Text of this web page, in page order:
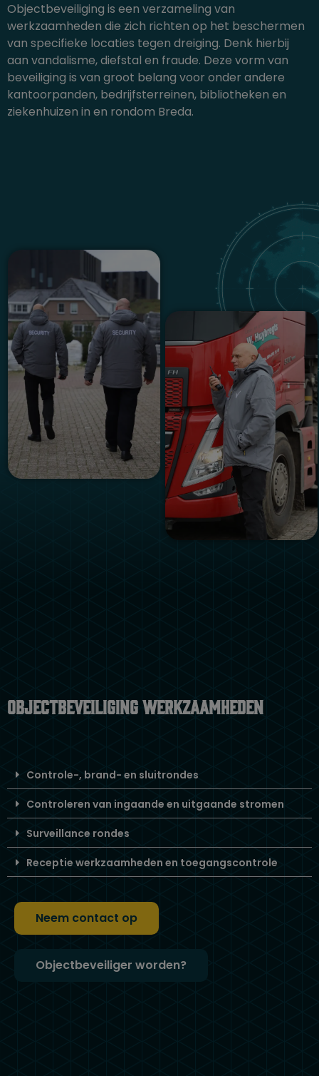
Objectbeveiliging is een verzameling van
werkzaamheden die zich richten op het beschermen
van specifieke locaties tegen dreiging. Denk hierbij
aan vandalisme, diefstal en fraude. Deze vorm van
beveiliging is van groot belang voor onder andere
kantoorpanden, bedrijfsterreinen, bibliotheken en
ziekenhuizen in en rondom Breda.
Objectbeveiliging werkzaamheden
Controle-, brand- en sluitrondes
Controleren van ingaande en uitgaande stromen
Surveillance rondes
Receptie werkzaamheden en toegangscontrole
Neem contact op
Objectbeveiliger worden?